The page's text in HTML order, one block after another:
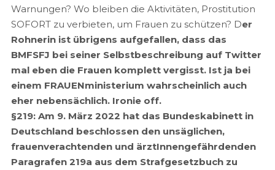
Warnungen? Wo bleiben die Aktivitäten, Prostitution
SOFORT zu verbieten, um Frauen zu schützen? Der
Rohnerin ist übrigens aufgefallen, dass das
BMFSFJ bei seiner Selbstbeschreibung auf Twitter
mal eben die Frauen komplett vergisst. Ist ja bei
einem FRAUENministerium wahrscheinlich auch
eher nebensächlich. Ironie off.
§219: Am 9. März 2022 hat das Bundeskabinett in
Deutschland beschlossen den unsäglichen,
frauenverachtenden und ärztInnengefährdenden
Paragrafen 219a aus dem Strafgesetzbuch zu